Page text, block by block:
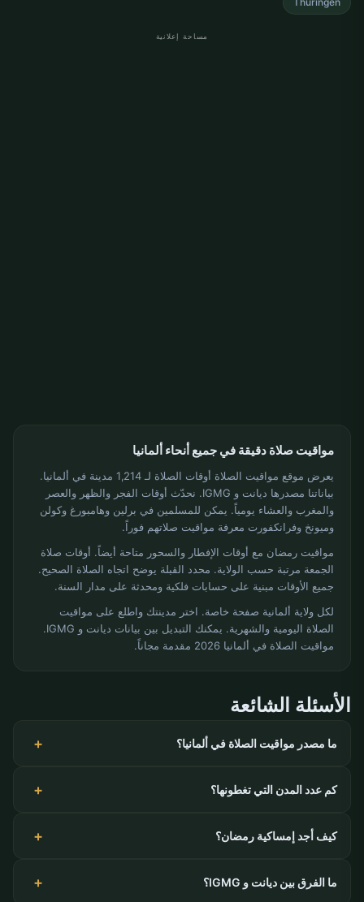
مساحة إعلانية
مواقيت صلاة دقيقة في جميع أنحاء ألمانيا
يعرض موقع مواقيت الصلاة أوقات الصلاة لـ 1,214 مدينة في ألمانيا.
بياناتنا مصدرها ديانت و IGMG. نحدّث أوقات الفجر والظهر والعصر
والمغرب والعشاء يومياً. يمكن للمسلمين في برلين وهامبورغ وكولن
وميونخ وفرانكفورت معرفة مواقيت صلاتهم فوراً.
مواقيت رمضان مع أوقات الإفطار والسحور متاحة أيضاً. أوقات صلاة
الجمعة مرتبة حسب الولاية. محدد القبلة يوضح اتجاه الصلاة الصحيح.
جميع الأوقات مبنية على حسابات فلكية ومحدثة على مدار السنة.
لكل ولاية ألمانية صفحة خاصة. اختر مدينتك واطلع على مواقيت
الصلاة اليومية والشهرية. يمكنك التبديل بين بيانات ديانت و IGMG.
مواقيت الصلاة في ألمانيا 2026 مقدمة مجاناً.
الأسئلة الشائعة
ما مصدر مواقيت الصلاة في ألمانيا؟
كم عدد المدن التي تغطونها؟
كيف أجد إمساكية رمضان؟
ما الفرق بين ديانت و IGMG؟